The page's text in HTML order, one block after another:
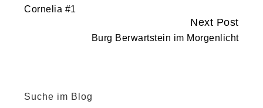
Reading
Cornelia #1
Next Post
Burg Berwartstein im Morgenlicht
Suche im Blog